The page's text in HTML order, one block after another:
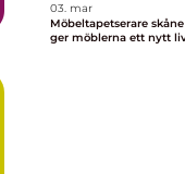
03. mar
Möbeltapetserare skåne hantverk som
ger möblerna ett nytt